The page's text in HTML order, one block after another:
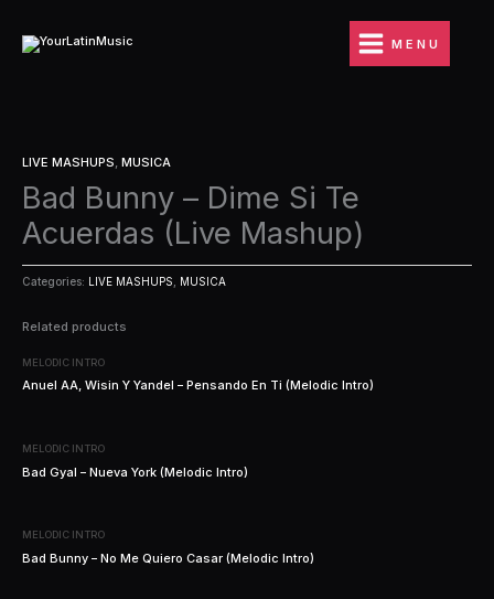
contenido
MENU
LIVE MASHUPS, MUSICA
Bad Bunny – Dime Si Te
Acuerdas (Live Mashup)
Categories: LIVE MASHUPS, MUSICA
Related products
MELODIC INTRO
Anuel AA, Wisin Y Yandel – Pensando En Ti (Melodic Intro)
MELODIC INTRO
Bad Gyal – Nueva York (Melodic Intro)
MELODIC INTRO
Bad Bunny – No Me Quiero Casar (Melodic Intro)